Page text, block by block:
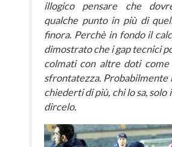
illogico pensare che
qualche punto in più di
finora. Perchè in fondo il
dimostrato che i gap tecnici
colmati con altre doti
sfrontatezza. Probabilmente
chiederti di più, chi lo sa,
dircelo.